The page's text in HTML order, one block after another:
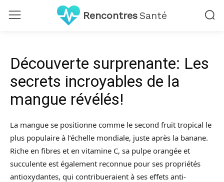
RencontresSanté
Découverte surprenante: Les
secrets incroyables de la
mangue révélés!
La mangue se positionne comme le second fruit tropical le
plus populaire à l’échelle mondiale, juste après la banane.
Riche en fibres et en vitamine C, sa pulpe orangée et
succulente est également reconnue pour ses propriétés
antioxydantes, qui contribueraient à ses effets anti-